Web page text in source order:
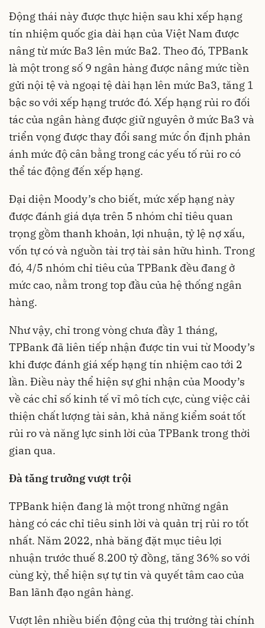
Động thái này được thực hiện sau khi xếp hạng
tín nhiệm quốc gia dài hạn của Việt Nam được
nâng từ mức Ba3 lên mức Ba2. Theo đó, TPBank
là một trong số 9 ngân hàng được nâng mức tiền
gửi nội tệ và ngoại tệ dài hạn lên mức Ba3, tăng 1
bậc so với xếp hạng trước đó. Xếp hạng rủi ro đối
tác của ngân hàng được giữ nguyên ở mức Ba3 và
triển vọng được thay đổi sang mức ổn định phản
ánh mức độ cân bằng trong các yếu tố rủi ro có
thể tác động đến xếp hạng.
Đại diện Moody’s cho biết, mức xếp hạng này
được đánh giá dựa trên 5 nhóm chỉ tiêu quan
trọng gồm thanh khoản, lợi nhuận, tỷ lệ nợ xấu,
vốn tự có và nguồn tài trợ tài sản hữu hình. Trong
đó, 4/5 nhóm chỉ tiêu của TPBank đều đang ở
mức cao, nằm trong top đầu của hệ thống ngân
hàng.
Như vậy, chỉ trong vòng chưa đầy 1 tháng,
TPBank đã liên tiếp nhận được tin vui từ Moody’s
khi được đánh giá xếp hạng tín nhiệm cao tới 2
lần. Điều này thể hiện sự ghi nhận của Moody’s
về các chỉ số kinh tế vĩ mô tích cực, cùng việc cải
thiện chất lượng tài sản, khả năng kiểm soát tốt
rủi ro và năng lực sinh lời của TPBank trong thời
gian qua.
Đà tăng trưởng vượt trội
TPBank hiện đang là một trong những ngân
hàng có các chỉ tiêu sinh lời và quản trị rủi ro tốt
nhất. Năm 2022, nhà băng đặt mục tiêu lợi
nhuận trước thuế 8.200 tỷ đồng, tăng 36% so với
cùng kỳ, thể hiện sự tự tin và quyết tâm cao của
Ban lãnh đạo ngân hàng.
Vượt lên nhiều biến động của thị trường tài chính